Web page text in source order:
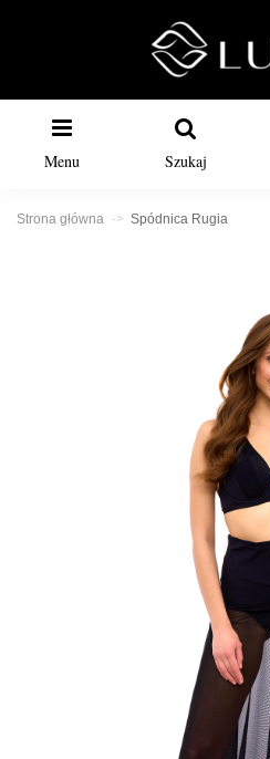
Menu Szukaj
Strona główna Spódnica Rugia